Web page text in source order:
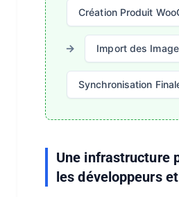
Création Produit
→ Import des
Synchronisation
Une infrastructure
les développeurs